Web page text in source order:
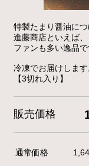
特製たまり醤油につ
進藤商店といえば
ファンも多い逸品で
冷凍でお届けします
【3切れ入り】
販売価格
通常価格